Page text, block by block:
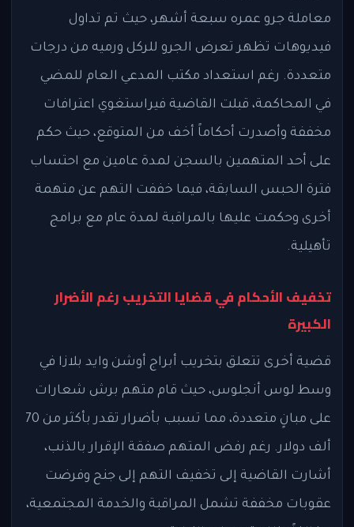
معاملة جرو عمره سبعة أشهر، حيث تم تداول
فيديوهات تظهر تعرض الجرو للركل ورميه من درجات
متعددة. رغم استعداد مكتب المدعي العام للمضي
في المحاكمة، قبلت القاضية فيراستغوي اعترافات
مخففة وأصدرت أحكاماً أخف من المتوقع، حيث حكم
على أحد المتهمين بالسجن لمدة عامين مع احتساب
فترة الحبس السابقة، فيما خففت التهم عن متهمة
أخرى وحكمت عليها بالمراقبة لمدة عام مع برامج
تأهيلية.
تخفيف الأحكام في قضايا التخريب رغم الأضرار
الكبيرة
قضية أخرى تتعلق بتخريب أبراج أوشن وايد بلازا في
وسط لوس أنجلوس، حيث قام متهم برش شعارات
على مبانٍ متعددة، مما تسبب بأضرار تقدر بأكثر من 70
ألف دولار. رغم رفض المتهم صفقة الإقرار بالذنب،
أشارت القاضية إلى تخفيف التهم إلى جنح وفرضت
عقوبات مخففة تشمل المراقبة والخدمة المجتمعية،